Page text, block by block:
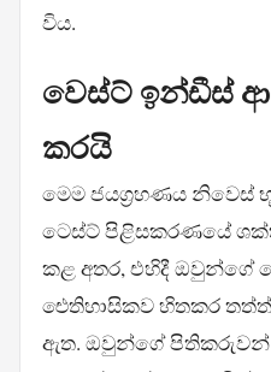
විය.
වෙස්ට් ඉන්ඩීස්
කරයි
මෙම ජයග්‍රහණය නිවෙස්
ටෙස්ට් පිළිසකරණයේ
කළ අතර, එහිදී ඔවුන්ගේ
ඓතිහාසිකව හිතකර
ඇත. ඔවුන්ගේ පිතිකරුවන්